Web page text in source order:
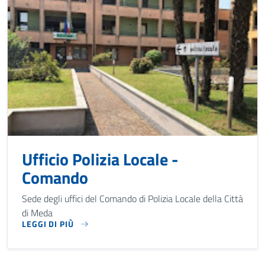
Ufficio Polizia Locale -
Comando
Sede degli uffici del Comando di Polizia Locale della Città
di Meda
LEGGI DI PIÙ
SEDE DEGLI UFFICI DEL COMANDO DI POLIZIA LOCALE